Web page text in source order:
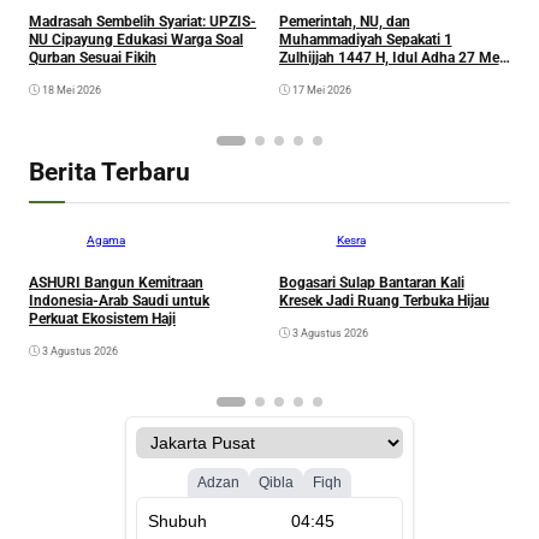
Madrasah Sembelih Syariat: UPZIS-
NU Cipayung Edukasi Warga Soal
Qurban Sesuai Fikih
18 Mei 2026
Pemerintah, NU, dan
Muhammadiyah Sepakati 1
Zulhijjah 1447 H, Idul Adha 27 Mei
17 Mei 2026
Berita Terbaru
Agama
ASHURI Bangun Kemitraan
Indonesia-Arab Saudi untuk
Perkuat Ekosistem Haji
3 Agustus 2026
Kesra
Bogasari Sulap Bantaran Kali
Kresek Jadi Ruang Terbuka Hijau
3 Agustus 2026